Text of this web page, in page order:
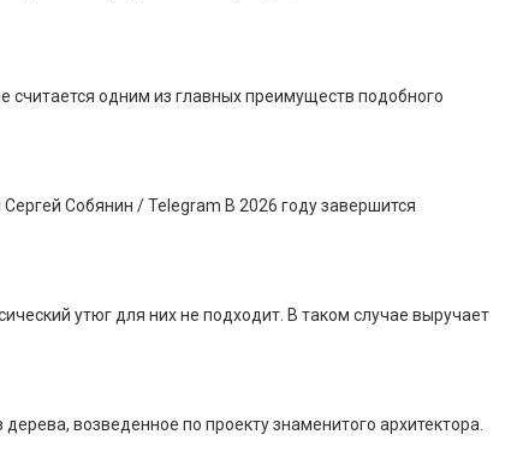
считается одним из главных преимуществ подобного
Собянин / Telegram В 2026 году завершится
утюг для них не подходит. В таком случае выручает
возведенное по проекту знаменитого архитектора.